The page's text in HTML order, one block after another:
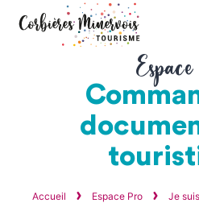
Accueil Espace Pro Je